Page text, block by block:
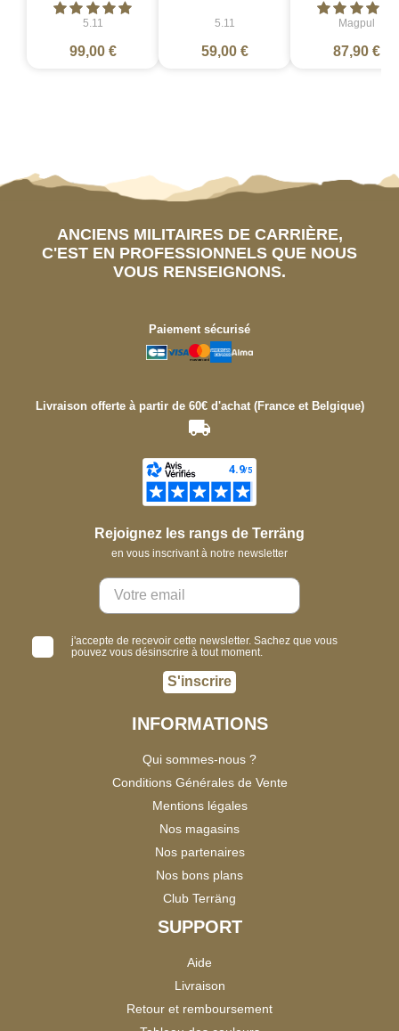
5.11
99,00 €
5.11
59,00 €
Magpul
87,90 €
ANCIENS MILITAIRES DE CARRIÈRE,
C'EST EN PROFESSIONNELS QUE NOUS
VOUS RENSEIGNONS.
Paiement sécurisé
Livraison offerte à partir de 60€ d'achat (France et Belgique)
Rejoignez les rangs de Terräng
en vous inscrivant à notre newsletter
j'accepte de recevoir cette newsletter. Sachez que vous
pouvez vous désinscrire à tout moment.
S'inscrire
INFORMATIONS
Qui sommes-nous ?
Conditions Générales de Vente
Mentions légales
Nos magasins
Nos partenaires
Nos bons plans
Club Terräng
SUPPORT
Aide
Livraison
Retour et remboursement